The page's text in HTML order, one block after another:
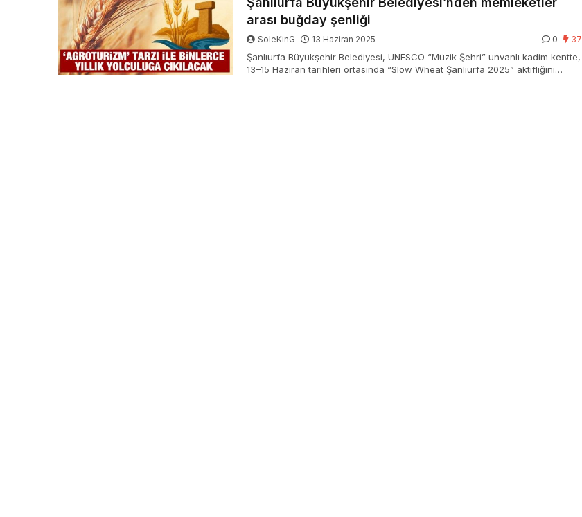
arası buğday şenliği
SoleKinG 13 Haziran 2025 0 37
Şanlıurfa Büyükşehir Belediyesi, UNESCO “Müzik Şehri” unvanlı kadim kentte,
13–15 Haziran tarihleri ortasında “Slow Wheat Şanlıurfa 2025” aktifliğini